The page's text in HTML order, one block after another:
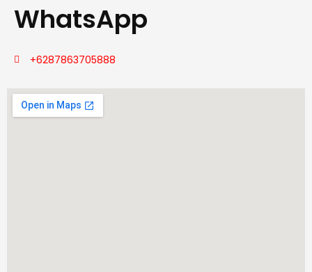
WhatsApp
+6287863705888